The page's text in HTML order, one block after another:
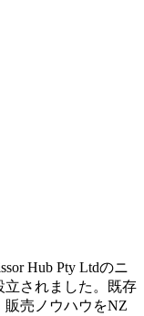
Hub Pty Ltdのニ
立されました。既存
販売ノウハウをNZ